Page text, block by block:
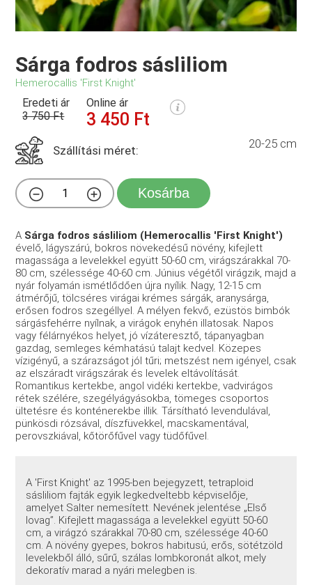
Sárga fodros sásliliom
Hemerocallis 'First Knight'
Eredeti ár
3 750 Ft
Online ár
3 450 Ft
Szállítási méret: 20-25 cm
Kosárba
A Sárga fodros sásliliom (Hemerocallis 'First Knight')
évelő, lágyszárú, bokros növekedésű növény, kifejlett
magassága a levelekkel együtt 50-60 cm, virágszárakkal 70-
80 cm, szélessége 40-60 cm. Június végétől virágzik, majd a
nyár folyamán ismétlődően újra nyílik. Nagy, 12-15 cm
átmérőjű, tölcséres virágai krémes sárgák, aranysárga,
erősen fodros szegéllyel. A mélyen fekvő, ezüstös bimbók
sárgásfehérre nyílnak, a virágok enyhén illatosak. Napos
vagy félárnyékos helyet, jó vízáteresztő, tápanyagban
gazdag, semleges kémhatású talajt kedvel. Közepes
vízigényű, a szárazságot jól tűri; metszést nem igényel, csak
az elszáradt virágszárak és levelek eltávolítását.
Romantikus kertekbe, angol vidéki kertekbe, vadvirágos
rétek szélére, szegélyágyásokba, tömeges csoportos
ültetésre és konténerekbe illik. Társítható levendulával,
pünkösdi rózsával, díszfüvekkel, macskamentával,
perovszkiával, kőtörőfűvel vagy tüdőfűvel.
A 'First Knight' az 1995-ben bejegyzett, tetraploid
sásliliom fajták egyik legkedveltebb képviselője,
amelyet Salter nemesített. Nevének jelentése „Első
lovag”. Kifejlett magassága a levelekkel együtt 50-60
cm, a virágzó szárakkal 70-80 cm, szélessége 40-60
cm. A növény gyepes, bokros habitusú, erős, sötétzöld
levelekből álló, sűrű, szálas lombkoronát alkot, mely
dekoratív marad a nyári melegben is.